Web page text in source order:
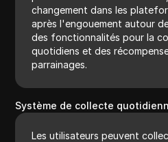
changement dans les
après l'engouement autour
des fonctionnalités pour la
quotidiens et des
parrainages.
Système de collecte
Les utilisateurs peuvent